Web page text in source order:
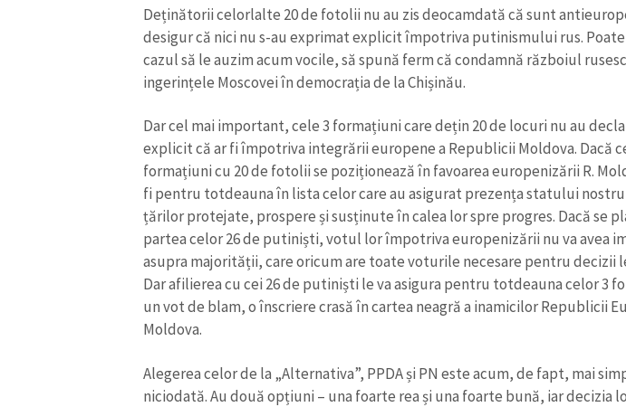
Deținătorii celorlalte 20 de fotolii nu au zis deocamdată că sunt
desigur că nici nu s-au exprimat explicit împotriva putinismului rus.
cazul să le auzim acum vocile, să spună ferm că condamnă războiul
ingerințele Moscovei în democrația de la Chișinău.
Dar cel mai important, cele 3 formațiuni care dețin 20 de locuri nu au
explicit că ar fi împotriva integrării europene a Republicii Moldova. Dacă
formațiuni cu 20 de fotolii se poziționează în favoarea europenizării R.
fi pentru totdeauna în lista celor care au asigurat prezența statului
țărilor protejate, prospere și susținute în calea lor spre progres. Dacă se
partea celor 26 de putiniști, votul lor împotriva europenizării nu va avea
asupra majorității, care oricum are toate voturile necesare pentru decizii
Dar afilierea cu cei 26 de putiniști le va asigura pentru totdeauna celor 3
un vot de blam, o înscriere crasă în cartea neagră a inamicilor Republicii
Moldova.
Alegerea celor de la „Alternativa”, PPDA și PN este acum, de fapt, mai
niciodată. Au două opțiuni – una foarte rea și una foarte bună, iar decizia
ȘTIREA MEA
Titlu știre + Adaugă titlu
Fotografie + Încarcă imagine
Link media + Link media